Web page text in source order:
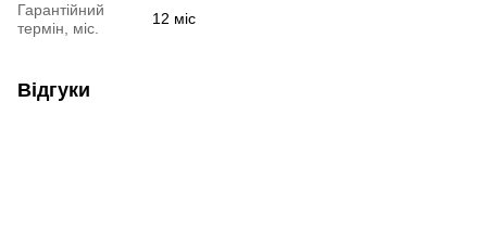
Гарантійний
термін, міс.
12 міс
Відгуки